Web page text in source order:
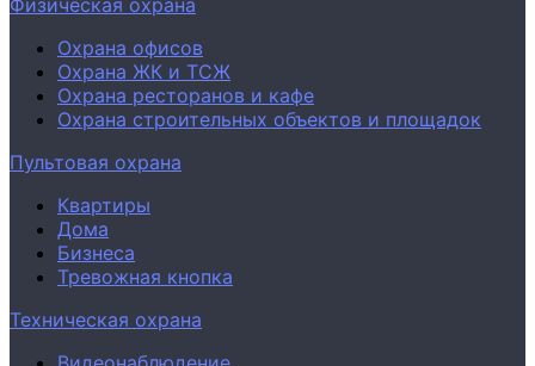
Охрана офисов
Охрана ЖК и ТСЖ
Охрана ресторанов и кафе
Охрана строительных объектов и площадок
Пультовая охрана
Квартиры
Дома
Бизнеса
Тревожная кнопка
Техническая охрана